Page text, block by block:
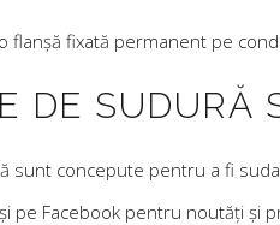
flanșă fixată permanent pe
DE SUDURĂ
sunt concepute pentru a fi
pe Facebook pentru noutăți și